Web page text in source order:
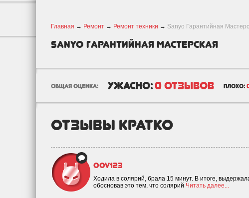
Главная → Ремонт → Ремонт техники → Sanyo Гарантийная
Sanyo Гарантийная Мастерская
общая оценка: ужасно: 0 отзывов плохо:
отзывы кратко
oov123
Ходила в солярий, брала 15 минут. В итоге,
обосновав это тем, что солярий Читать далее...